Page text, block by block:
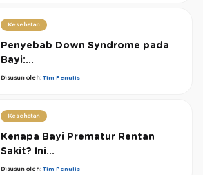
Kesehatan
Penyebab Down Syndrome pada
Bayi:...
Disusun oleh: Tim Penulis
Kesehatan
Kenapa Bayi Prematur Rentan
Sakit? Ini...
Disusun oleh: Tim Penulis